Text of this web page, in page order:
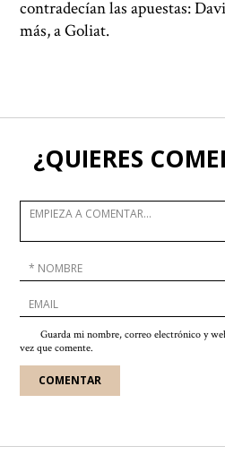
contradecían las apuestas:
más, a Goliat.
¿QUIERES
Guarda mi nombre, correo electrónico y
vez que comente.